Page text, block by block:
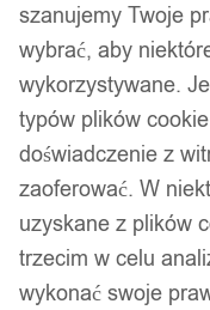
szanujemy Twoje
wybrać, aby
wykorzystywane.
typów plików
doświadczenie z
zaoferować. W
uzyskane z plików
trzecim w celu
wykonać swoje